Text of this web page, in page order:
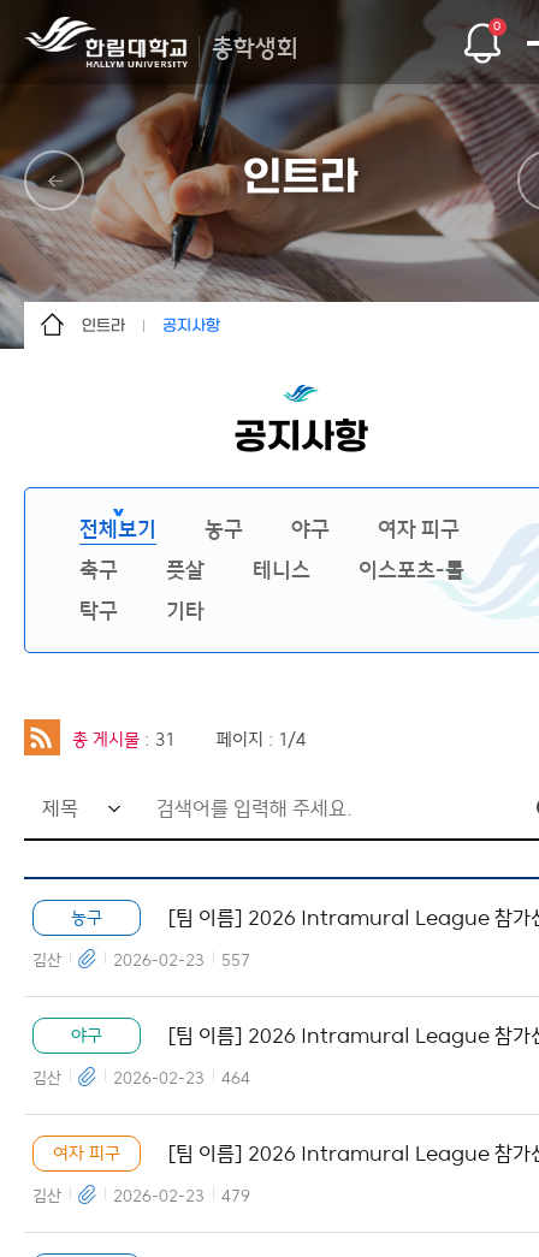
총학생회
0
인트라
인트라
문의/건의
인트라
행사
H-Link
사이트맵
공지사항
공지사항
전체보기 농구 야구
여자 피구
축구
풋살 테니스
이스포츠-롤
탁구
기타
총 게시물 : 31 페이지 : 1/4
검
색
어
입
력
창
농구
[팀 이름] 2026 Intramural League 참가
서 양식
김산 2026-02-23 557
야구
[팀 이름] 2026 Intramural League 참가
서 양식
김산 2026-02-23 464
여자 피구
[팀 이름] 2026 Intramural League 참가
서 양식
김산 2026-02-23 479